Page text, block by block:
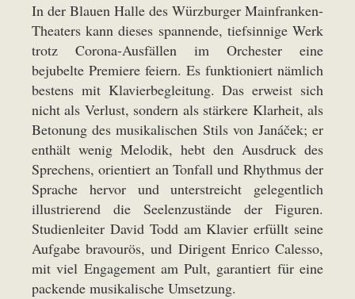
In der Blauen Halle des Würzburger Mainfranken-
Theaters kann dieses spannende, tiefsinnige Werk
trotz Corona-Ausfällen im Orchester eine
bejubelte Premiere feiern. Es funktioniert nämlich
bestens mit Klavierbegleitung. Das erweist sich
nicht als Verlust, sondern als stärkere Klarheit, als
Betonung des musikalischen Stils von Janáček; er
enthält wenig Melodik, hebt den Ausdruck des
Sprechens, orientiert an Tonfall und Rhythmus der
Sprache hervor und unterstreicht gelegentlich
illustrierend die Seelenzustände der Figuren.
Studienleiter David Todd am Klavier erfüllt seine
Aufgabe bravourös, und Dirigent Enrico Calesso,
mit viel Engagement am Pult, garantiert für eine
packende musikalische Umsetzung.